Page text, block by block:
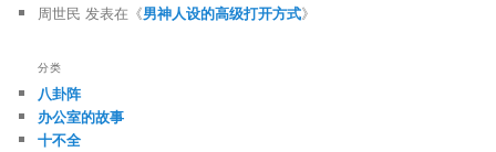
周世民 发表在《男神人设的高级打开方式》
分类
八卦阵
办公室的故事
十不全